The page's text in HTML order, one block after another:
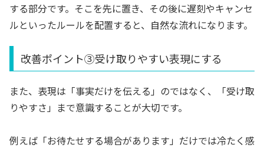
する部分です。そこを先に置き、その後に遅刻やキャンセ
ルといったルールを配置すると、自然な流れになります。
改善ポイント③受け取りやすい表現にする
また、表現は「事実だけを伝える」のではなく、「受け取
りやすさ」まで意識することが大切です。
例えば「お待たせする場合があります」だけでは冷たく感